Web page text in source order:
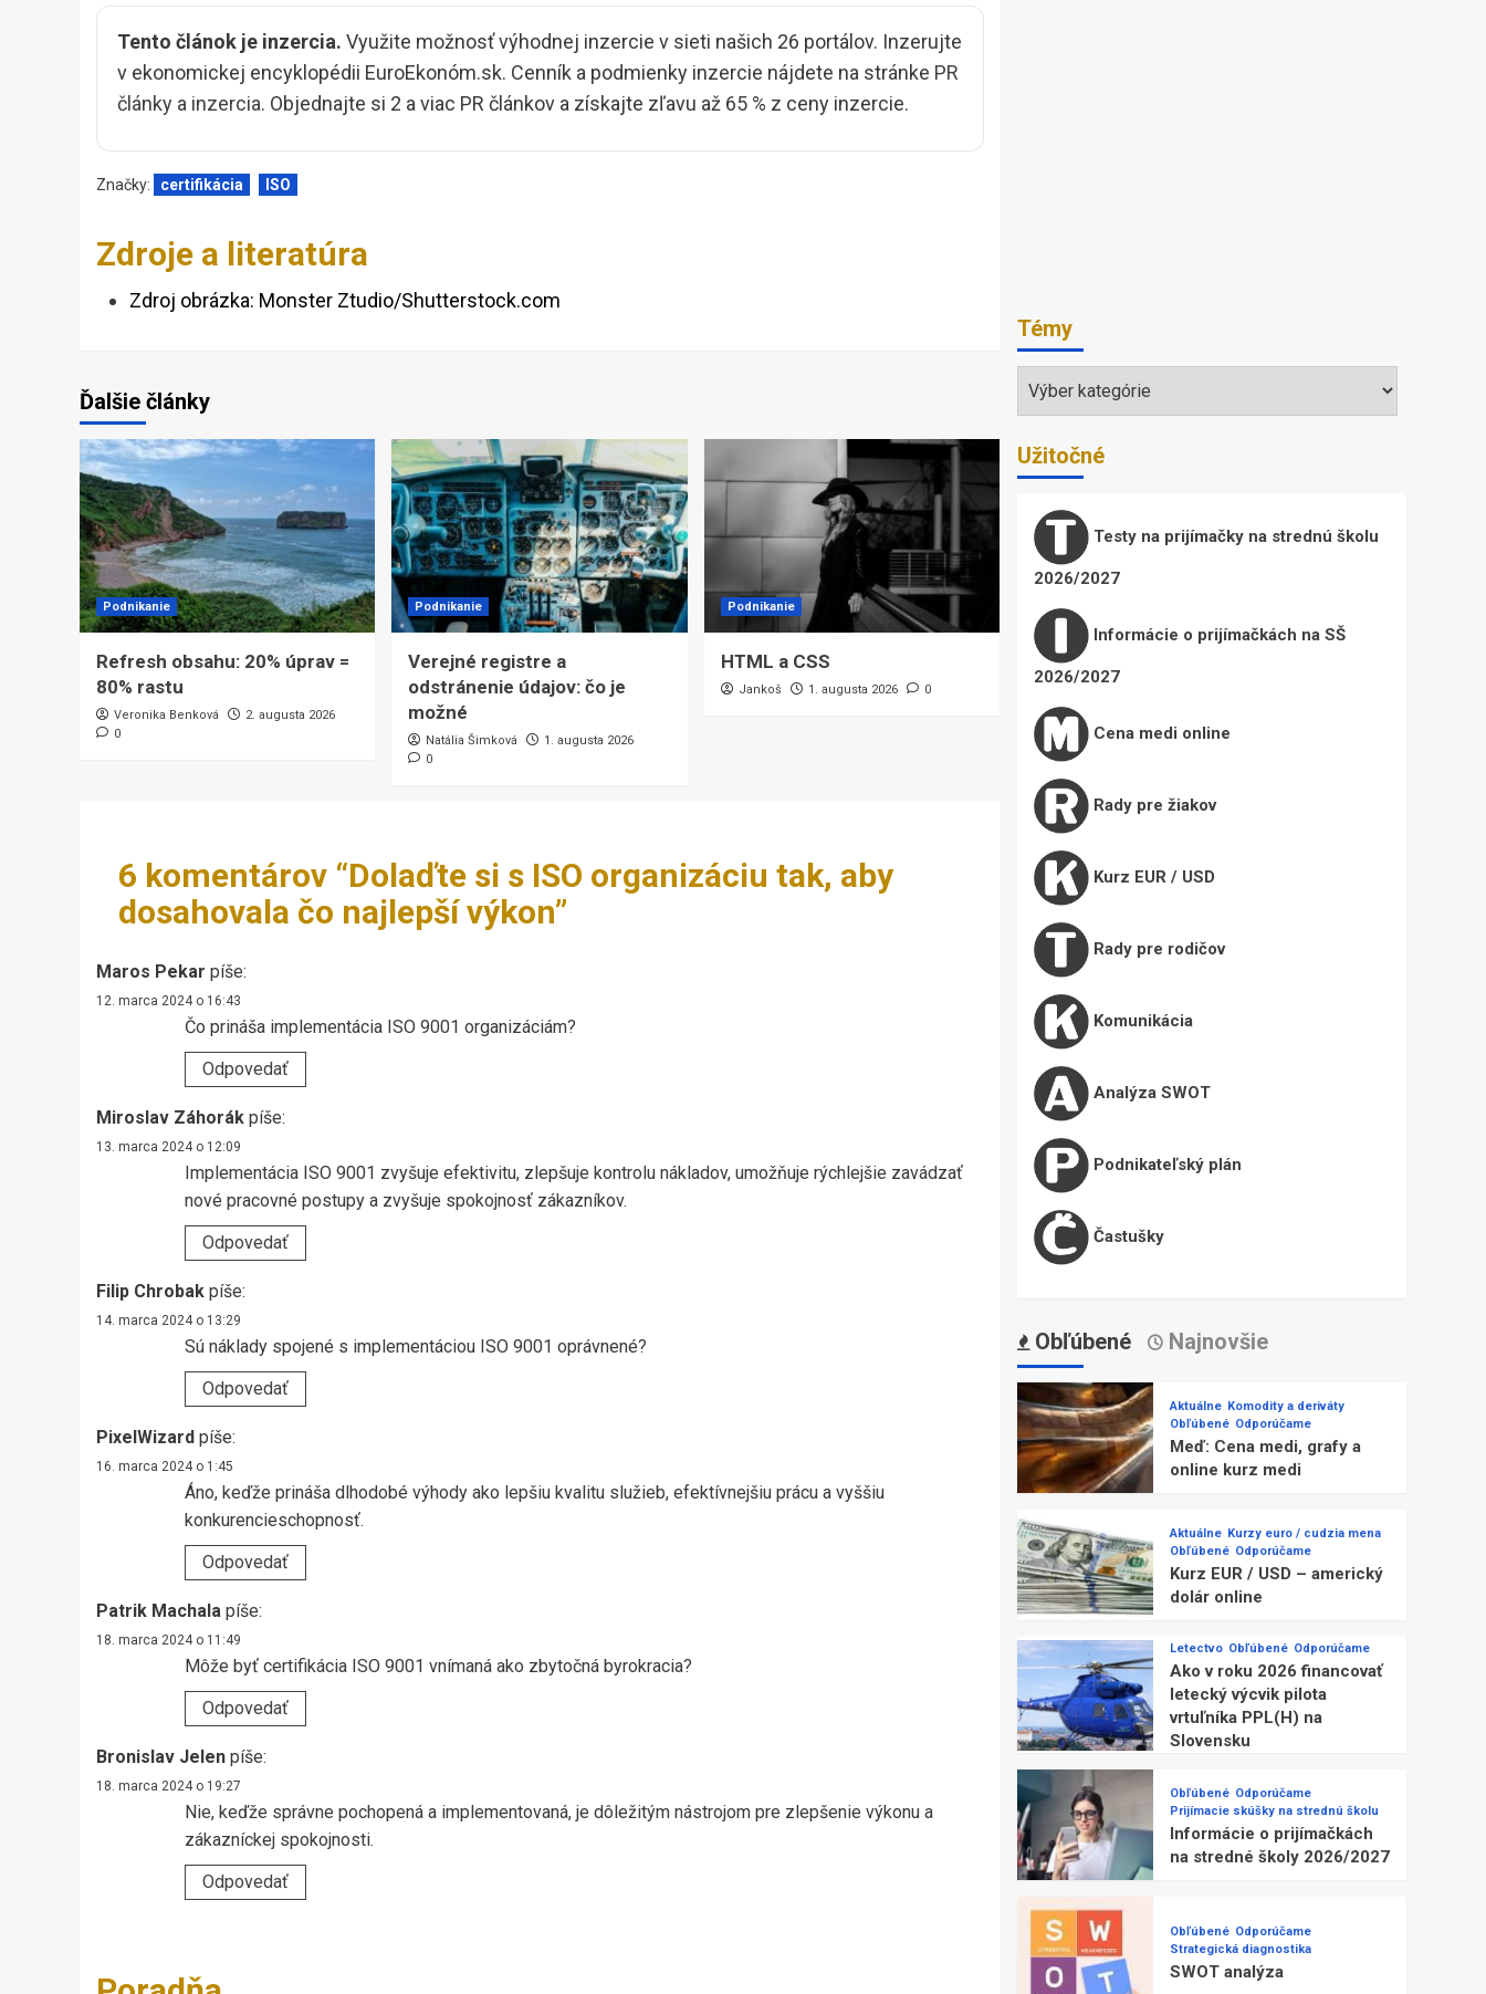
Tento článok je inzercia. Využite možnosť výhodnej inzercie v sieti našich 26 portálov. Inzerujte
v ekonomickej encyklopédii EuroEkonóm.sk. Cenník a podmienky inzercie nájdete na stránke PR
články a inzercia. Objednajte si 2 a viac PR článkov a získajte zľavu až 65 % z ceny inzercie.
Značky: certifikácia ISO
Zdroje a literatúra
Zdroj obrázka: Monster Ztudio/Shutterstock.com
Ďalšie články
Podnikanie
Refresh obsahu: 20% úprav =
80% rastu
Veronika Benková
2. augusta 2026
0
Podnikanie
Verejné registre a
odstránenie údajov: čo je
možné
Natália Šimková
1. augusta 2026
0
Podnikanie
HTML a CSS
Jankoš 1. augusta 2026 0
6 komentárov “Dolaďte si s ISO organizáciu tak, aby
dosahovala čo najlepší výkon”
Maros Pekar píše:
12. marca 2024 o 16:43
Čo prináša implementácia ISO 9001 organizáciám?
Odpovedať
Miroslav Záhorák píše:
13. marca 2024 o 12:09
Implementácia ISO 9001 zvyšuje efektivitu, zlepšuje kontrolu nákladov, umožňuje rýchlejšie zavádzať
nové pracovné postupy a zvyšuje spokojnosť zákazníkov.
Odpovedať
Filip Chrobak píše:
14. marca 2024 o 13:29
Sú náklady spojené s implementáciou ISO 9001 oprávnené?
Odpovedať
PixelWizard píše:
16. marca 2024 o 1:45
Áno, keďže prináša dlhodobé výhody ako lepšiu kvalitu služieb, efektívnejšiu prácu a vyššiu
konkurencieschopnosť.
Odpovedať
Patrik Machala píše:
18. marca 2024 o 11:49
Môže byť certifikácia ISO 9001 vnímaná ako zbytočná byrokracia?
Odpovedať
Bronislav Jelen píše:
18. marca 2024 o 19:27
Nie, keďže správne pochopená a implementovaná, je dôležitým nástrojom pre zlepšenie výkonu a
zákazníckej spokojnosti.
Odpovedať
Témy
Témy
Užitočné
Testy na prijímačky na strednú školu
2026/2027
Informácie o prijímačkách na SŠ
2026/2027
Cena medi online
Rady pre žiakov
Kurz EUR / USD
Rady pre rodičov
Komunikácia
Analýza SWOT
Podnikateľský plán
Častušky
Obľúbené Najnovšie
Aktuálne Komodity a deriváty
Obľúbené Odporúčame
Meď: Cena medi, grafy a
online kurz medi
Aktuálne Kurzy euro / cudzia mena
Obľúbené Odporúčame
Kurz EUR / USD – americký
dolár online
Letectvo Obľúbené Odporúčame
Ako v roku 2026 financovať
letecký výcvik pilota
vrtuľníka PPL(H) na
Slovensku
Obľúbené Odporúčame
Prijímacie skúšky na strednú školu
Informácie o prijímačkách
na stredné školy 2026/2027
Obľúbené Odporúčame
Strategická diagnostika
SWOT analýza